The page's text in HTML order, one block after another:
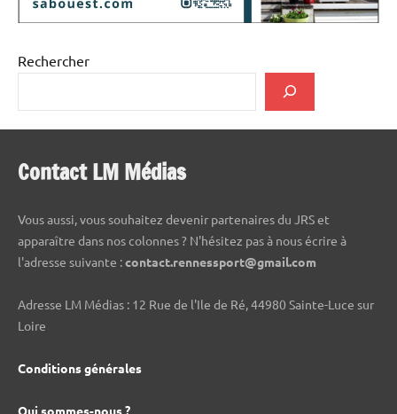
Rechercher
Contact LM Médias
Vous aussi, vous souhaitez devenir partenaires du JRS et
apparaître dans nos colonnes ? N'hésitez pas à nous écrire à
l'adresse suivante :contact.rennessport@gmail.com
Adresse LM Médias : 12 Rue de l'Ile de Ré, 44980 Sainte-Luce sur
Loire
Conditions générales
Qui sommes-nous ?